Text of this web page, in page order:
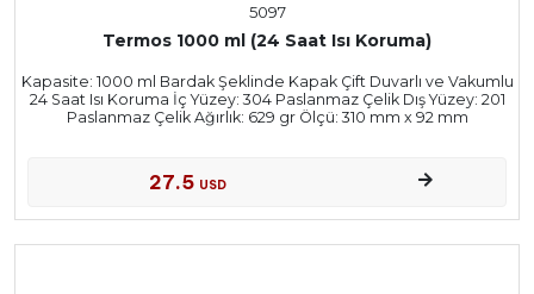
5097
Termos 1000 ml (24 Saat Isı Koruma)
Kapasite: 1000 ml Bardak Şeklinde Kapak Çift Duvarlı ve Vakumlu
24 Saat Isı Koruma İç Yüzey: 304 Paslanmaz Çelik Dış Yüzey: 201
Paslanmaz Çelik Ağırlık: 629 gr Ölçü: 310 mm x 92 mm
27.5 USD